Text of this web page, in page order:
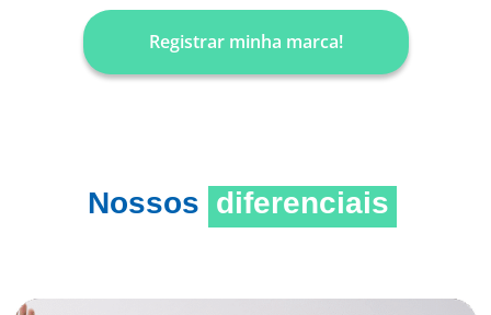
Registrar minha marca!
Nossos diferenciais